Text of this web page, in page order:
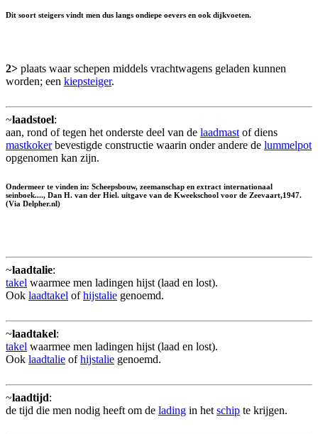
Dit soort steigers vindt men dus langs ondiepe oevers en ook dijkvoeten.
2> plaats waar schepen middels vrachtwagens geladen kunnen
worden; een kiepsteiger.
~laadstoel:
aan, rond of tegen het onderste deel van de laadmast of diens
mastkokerbevestigde constructie waarin onder andere de lummelpot
opgenomen kan zijn.
Ondermeer te vinden in: Scheepsbouw, zeemanschap en extract internationaal
seinboek...., Dan H. van der Hiel. uitgave van de Kweekschool voor de Zeevaart,1947.
(Via Delpher.nl)
~laadtalie:
takel waarmee men ladingen hijst (laad en lost).
Ook laadtakel ofhijstalie genoemd.
~laadtakel:
takel waarmee men ladingen hijst (laad en lost).
Ook laadtalie ofhijstalie genoemd.
~laadtijd:
de tijd die men nodig heeft om de lading in het schip te krijgen.